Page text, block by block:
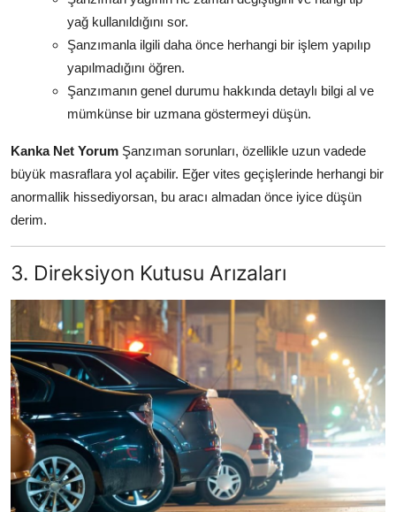
yağ kullanıldığını sor.
Şanzımanla ilgili daha önce herhangi bir işlem yapılıp
yapılmadığını öğren.
Şanzımanın genel durumu hakkında detaylı bilgi al ve
mümkünse bir uzmana göstermeyi düşün.
Kanka Net Yorum Şanzıman sorunları, özellikle uzun vadede
büyük masraflara yol açabilir. Eğer vites geçişlerinde herhangi bir
anormallik hissediyorsan, bu aracı almadan önce iyice düşün
derim.
3. Direksiyon Kutusu Arızaları